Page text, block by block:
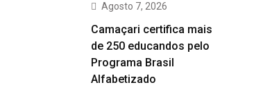
Agosto 7, 2026
Camaçari certifica mais
de 250 educandos pelo
Programa Brasil
Alfabetizado